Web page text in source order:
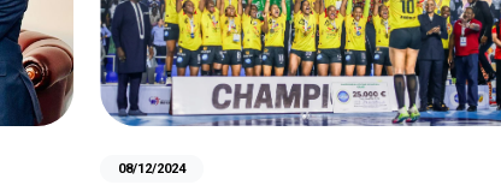
08/12/2024